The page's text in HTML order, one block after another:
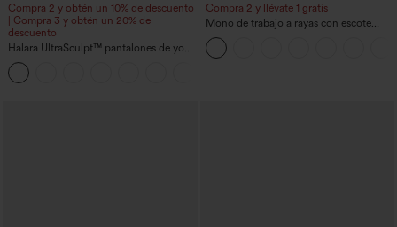
Compra 2 y obtén un 10% de descuento
| Compra 3 y obtén un 20% de
descuento
Halara UltraSculpt™ pantalones de yoga
holgados de talle alto con control
abdominal, rayas color block y bolsillos
Compra 2 y llévate 1 gratis
Mono de trabajo a rayas con escote
barco, sin mangas, lazo lateral, tacto
Cool Touch y bolsillos - Edición Easy
Peezy